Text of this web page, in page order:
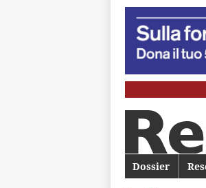
Menu
Vai al
Vai al
Dossier